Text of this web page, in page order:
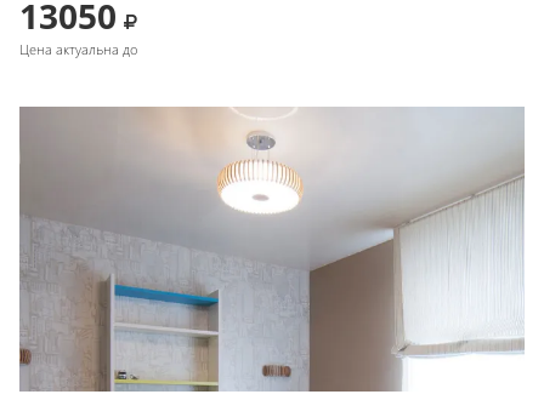
13050
Цена актуальна до